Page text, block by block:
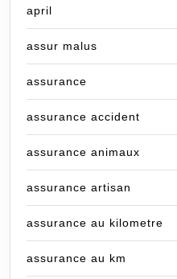
april
assur malus
assurance
assurance accident
assurance animaux
assurance artisan
assurance au kilometre
assurance au km